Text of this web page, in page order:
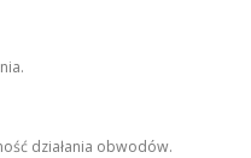
działania obwodów.